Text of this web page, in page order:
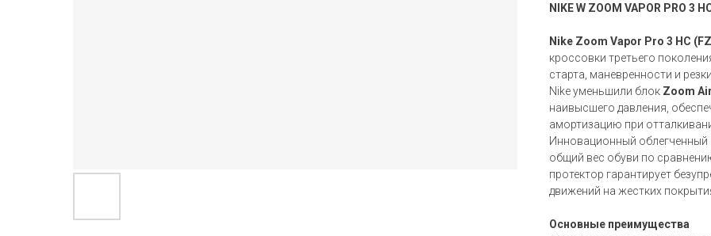
NIKE W ZOOM VAPOR PRO 3
Nike Zoom Vapor Pro 3 HC
кроссовки третьего
старта, маневренности и
Nike уменьшили блок Zoom
наивысшего давления,
амортизацию при
Инновационный
общий вес обуви по
протектор гарантирует
движений на жестких
Основные преимущества